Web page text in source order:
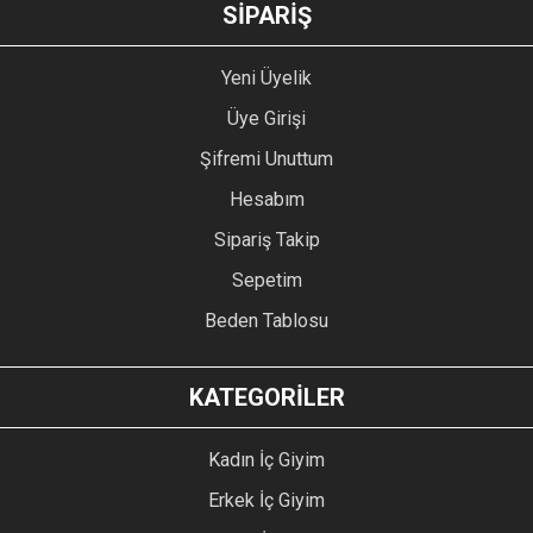
SİPARİŞ
Yeni Üyelik
Üye Girişi
Şifremi Unuttum
Hesabım
Sipariş Takip
Sepetim
Beden Tablosu
KATEGORİLER
Kadın İç Giyim
Erkek İç Giyim